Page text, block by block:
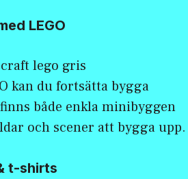
LEGO
kan du fortsätta bygga
både enkla minibyggen
och scener att bygga upp.
t-shirts